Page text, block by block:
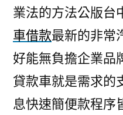
業法的方法公版台
車借款最新的非常
好能無負擔企業品
貸款車就是需求的
息快速簡便款程序